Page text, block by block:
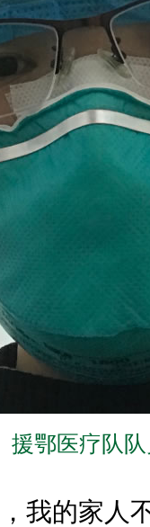
援鄂医疗队
我的家人